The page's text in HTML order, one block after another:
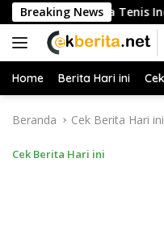
Langsung
ke
konten
Breaking News
Tenis Indonesia 2026 Seri
Home Berita Hari ini
Beranda Cek Berita Hari ini
Cek Berita Hari ini